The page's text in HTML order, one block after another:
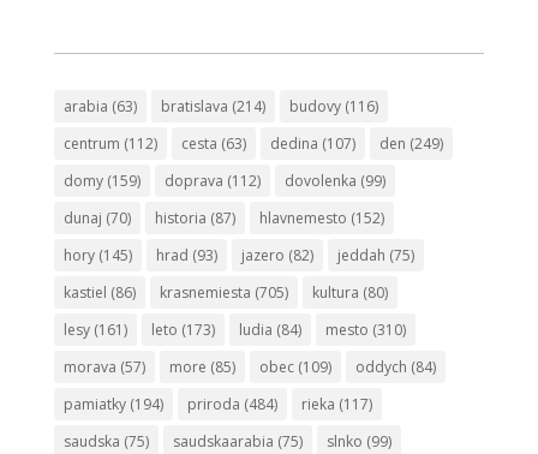
arabia (63) bratislava (214) budovy(116)
centrum (112) cesta (63) dedina (107) den (249)
domy(159) doprava (112) dovolenka (99)
dunaj (70) historia (87) hlavnemesto (152)
hory(145) hrad (93) jazero (82) jeddah (75)
kastiel (86) krasnemiesta (705) kultura (80)
lesy(161) leto (173) ludia (84) mesto (310)
morava (57) more (85) obec(109) oddych (84)
pamiatky(194) priroda (484) rieka (117)
saudska (75) saudskaarabia (75) slnko (99)